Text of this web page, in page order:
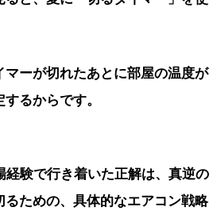
マーが切れたあとに部屋の温度
るからです。
経験で行き着いた正解は、真逆
ための、具体的なエアコン戦略